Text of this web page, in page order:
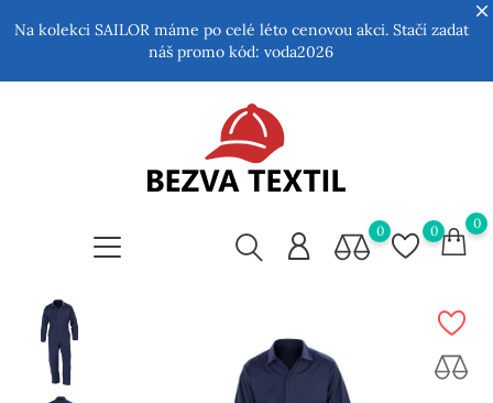
Na kolekci SAILOR máme po celé léto cenovou akci. Stačí zadat
náš promo kód: voda2026
0 0 0